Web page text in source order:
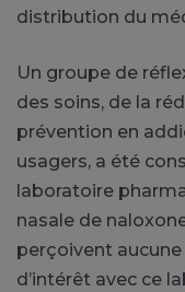
distribution du
Un groupe de
des soins, de la
prévention en
usagers, a été
laboratoire
nasale de
perçoivent
d’intérêt avec ce